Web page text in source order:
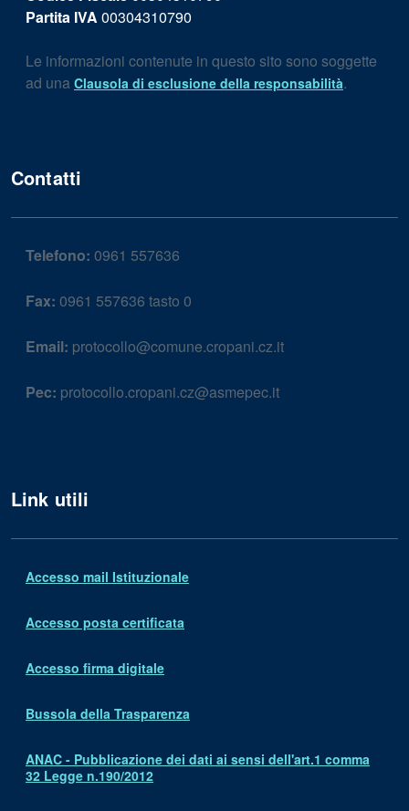
Partita IVA 00304310790
Le informazioni contenute in questo sito sono soggette
ad una Clausola di esclusione della responsabilità.
Contatti
Telefono: 0961 557636
Fax: 0961 557636 tasto 0
Email: protocollo@comune.cropani.cz.it
Pec: protocollo.cropani.cz@asmepec.it
Link utili
Accesso mail Istituzionale
Accesso posta certificata
Accesso firma digitale
Bussola della Trasparenza
ANAC - Pubblicazione dei dati ai sensi dell'art.1 comma
32 Legge n.190/2012